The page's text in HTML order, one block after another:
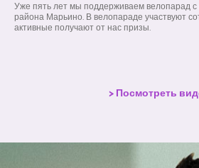
Уже пять лет мы поддерживаем велопарад
района Марьино. В велопараде участвуют
активные получают от нас призы.
> Посмотреть